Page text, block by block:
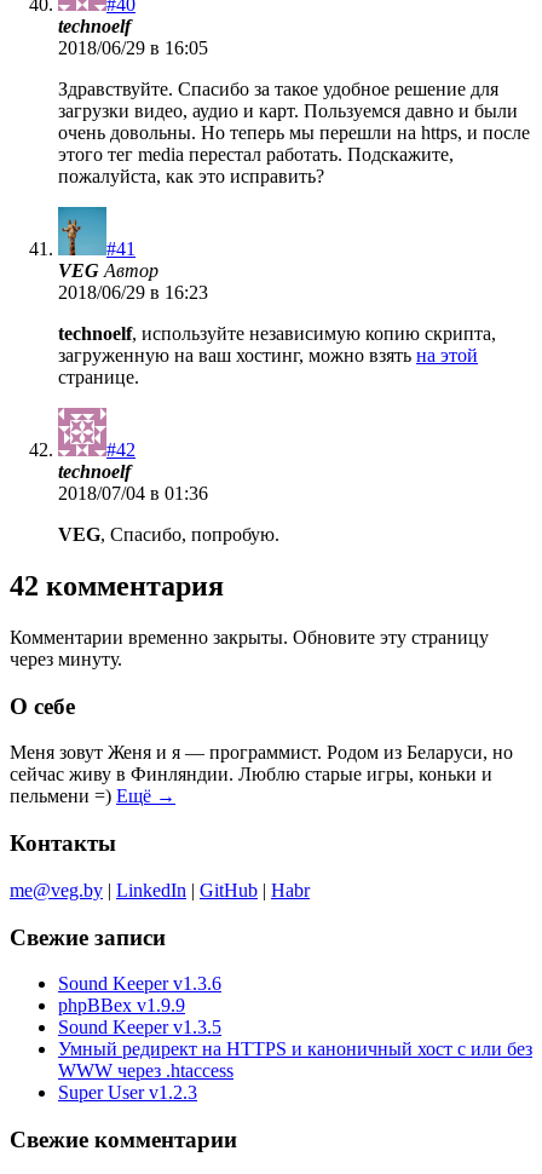
#40
technoelf
2018/06/29 в 16:05
Здравствуйте. Спасибо за такое удобное решение для
загрузки видео, аудио и карт. Пользуемся давно и были
очень довольны. Но теперь мы перешли на https, и после
этого тег media перестал работать. Подскажите,
пожалуйста, как это исправить?
#41
VEG Автор
2018/06/29 в 16:23
technoelf, используйте независимую копию скрипта,
загруженную на ваш хостинг, можно взять на этой
странице.
#42
technoelf
2018/07/04 в 01:36
VEG, Спасибо, попробую.
42 комментария
Комментарии временно закрыты. Обновите эту страницу
через минуту.
О себе
Меня зовут Женя и я — программист. Родом из Беларуси, но
сейчас живу в Финляндии. Люблю старые игры, коньки и
пельмени =) Ещё →
Контакты
me@veg.by | LinkedIn | GitHub | Habr
Свежие записи
Sound Keeper v1.3.6
phpBBex v1.9.9
Sound Keeper v1.3.5
Умный редирект на HTTPS и каноничный хост с или без
WWW через .htaccess
Super User v1.2.3
Свежие комментарии